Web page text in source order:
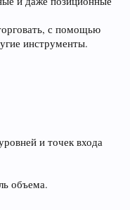
с помощью
инструменты.
и точек входа
объема.